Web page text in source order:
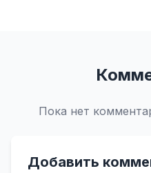
Пока нет
Добавить